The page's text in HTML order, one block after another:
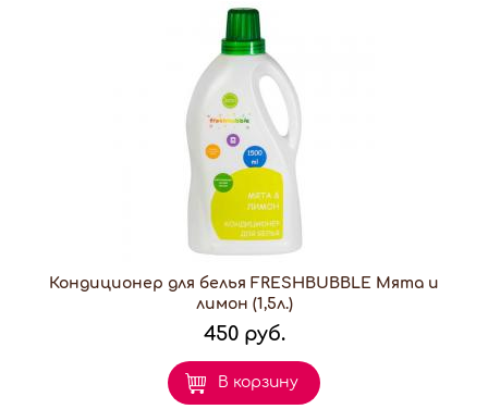
Кондиционер для белья FRESHBUBBLE Мята и
лимон (1,5л.)
450 руб.
В корзину